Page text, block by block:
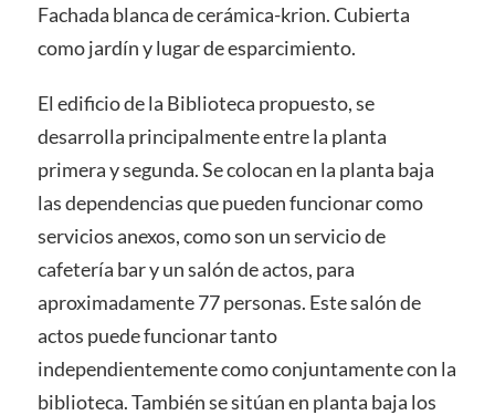
Fachada blanca de cerámica-krion. Cubierta
como jardín y lugar de esparcimiento.
El edificio de la Biblioteca propuesto, se
desarrolla principalmente entre la planta
primera y segunda. Se colocan en la planta baja
las dependencias que pueden funcionar como
servicios anexos, como son un servicio de
cafetería bar y un salón de actos, para
aproximadamente 77 personas. Este salón de
actos puede funcionar tanto
independientemente como conjuntamente con la
biblioteca. También se sitúan en planta baja los